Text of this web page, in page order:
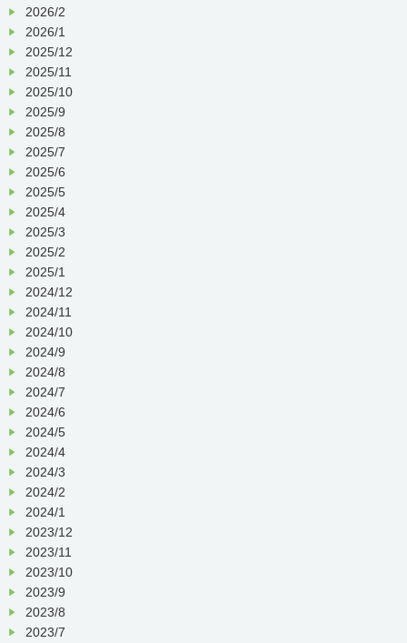
2026/2
2026/1
2025/12
2025/11
2025/10
2025/9
2025/8
2025/7
2025/6
2025/5
2025/4
2025/3
2025/2
2025/1
2024/12
2024/11
2024/10
2024/9
2024/8
2024/7
2024/6
2024/5
2024/4
2024/3
2024/2
2024/1
2023/12
2023/11
2023/10
2023/9
2023/8
2023/7